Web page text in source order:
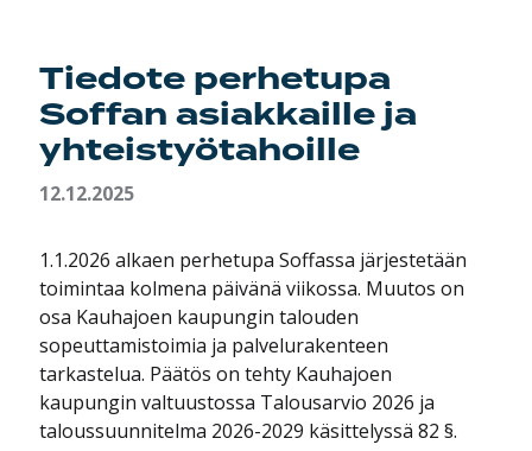
Tiedote perhetupa
Soffan asiakkaille ja
yhteistyötahoille
12.12.2025
1.1.2026 alkaen perhetupa Soffassa järjestetään
toimintaa kolmena päivänä viikossa. Muutos on
osa Kauhajoen kaupungin talouden
sopeuttamistoimia ja palvelurakenteen
tarkastelua. Päätös on tehty Kauhajoen
kaupungin valtuustossa Talousarvio 2026 ja
taloussuunnitelma 2026-2029 käsittelyssä 82 §.